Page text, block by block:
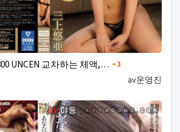
UNCEN 교차하는 체액,… 댓글
3
등록자
av운영진